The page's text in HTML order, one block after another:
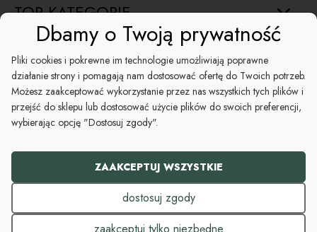
TOP KATEGORIE
INFORMACJE
ŚWIĘTA
POMOC
+48 794 046 582
kontakt@koszezesmakiem.pl
Dbamy o Twoją prywatność
Pliki cookies i pokrewne im technologie umożliwiają poprawne
działanie strony i pomagają nam dostosować ofertę do Twoich potrzeb.
Możesz zaakceptować wykorzystanie przez nas wszystkich tych plików i
przejść do sklepu lub dostosować użycie plików do swoich preferencji,
wybierając opcję "Dostosuj zgody".
dostosuj zgody
ZAAKCEPTUJ WSZYSTKIE